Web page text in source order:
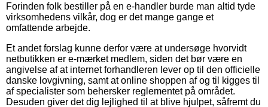
Forinden folk bestiller på en e-handler burde man altid tyde
virksomhedens vilkår, dog er det mange gange et
omfattende arbejde.
Et andet forslag kunne derfor være at undersøge hvorvidt
netbutikken er e-mærket medlem, siden det bør være en
angivelse af at internet forhandleren lever op til den officielle
danske lovgivning, samt at online shoppen af og til kigges til
af specialister som behersker reglementet på området.
Desuden giver det dig lejlighed til at blive hjulpet, såfremt du